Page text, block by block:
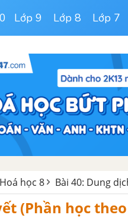
Lớp 9 Lớp 8 Lớp 7
học 8 Bài 40: Dung
(Phần học theo